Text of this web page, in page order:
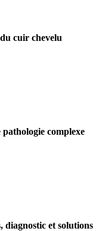
cuir chevelu
complexe
diagnostic et solutions